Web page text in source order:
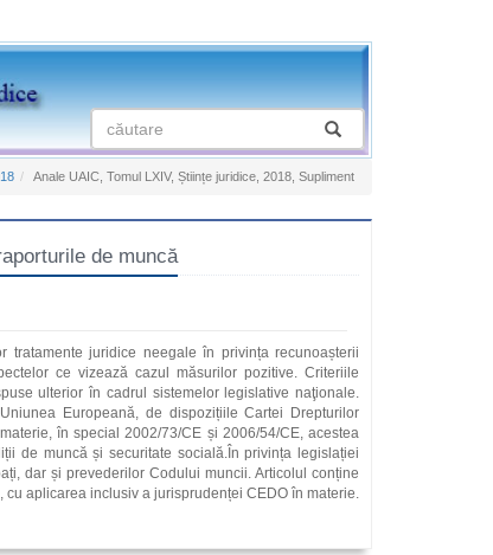
Anale UAIC, Tomul LXIV, Științe juridice, 2018, Supliment
de muncă
tratamente juridice neegale în privința recunoașterii
ce vizează cazul măsurilor pozitive. Criteriile
ulterior în cadrul sistemelor legislative naţionale.
Europeană, de dispozițiile Cartei Drepturilor
în special 2002/73/CE și 2006/54/CE, acestea
de muncă și securitate socială.În privința legislației
dar și prevederilor Codului muncii. Articolul conține
aplicarea inclusiv a jurisprudenței CEDO în materie.